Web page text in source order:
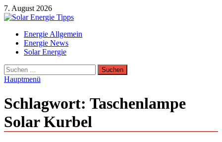
Zum
Inhalt
7. August 2026
Solar Energie Tipps
Solar Energie und Photovoltaik Informationen und Tipps
Energie Allgemein
Energie News
Solar Energie
Suchen
nach:
Hauptmenü
Schlagwort: Taschenlampe
Solar Kurbel